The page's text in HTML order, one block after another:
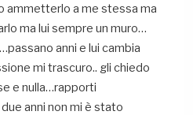
ammetterlo a me stessa ma
ma lui sempre un muro…
anni e lui cambia
mi trascuro.. gli chiedo
e nulla…rapporti
anni non mi è stato